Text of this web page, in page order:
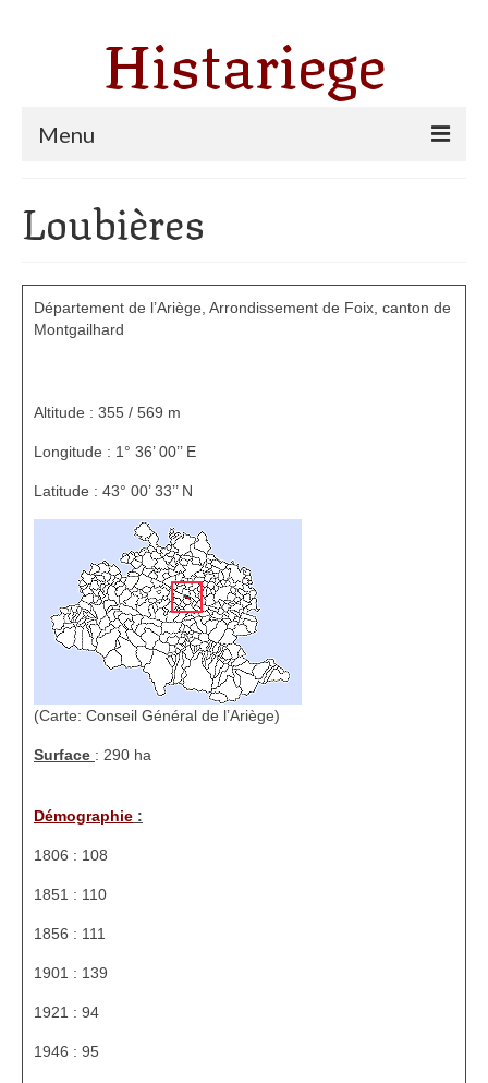
Histariege
Menu
Thèmes
Agriculture, forêt et pastoralisme
Pastoralisme
Catharisme
Dates ariégeoises
1302 à 1499
1505 à 1589
1595 à 1693
1701 à 1798
1950 à 2006
Diocèses et évêques
Loubières
Département de l’Ariège, Arrondissement de Foix, canton de
Montgailhard
Altitude : 355 / 569 m
Longitude : 1° 36’ 00’’ E
Latitude : 43° 00’ 33’’ N
(Carte: Conseil Général de l’Ariège)
Surface : 290 ha
Démographie :
1806 : 108
1851 : 110
1856 : 111
1901 : 139
1921 : 94
1946 : 95